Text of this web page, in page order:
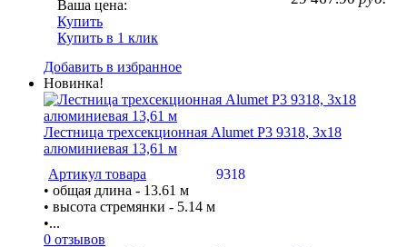
Ваша цена:
Купить
Купить в 1 клик
Добавить в избранное
Новинка!
Лестница трехсекционная Alumet P3 9318, 3х18
алюминиевая 13,61 м
Артикул товара
9318
• общая длина - 13.61 м
• высота стремянки - 5.14 м
•...
0 отзывов